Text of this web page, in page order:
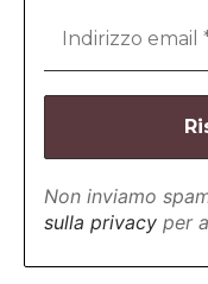
Non inviamo
sulla privacy per